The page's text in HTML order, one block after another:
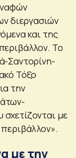
διεργασιών
και της
Το
Σαντορίνη-
Τόξο
την
με
με την